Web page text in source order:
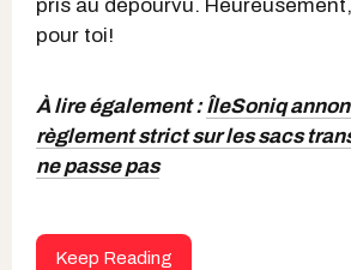
pris au dépourvu.
pour toi!
À lire également :ÎleSoniq
règlement strict sur les sacs
ne passe pas
Keep Reading